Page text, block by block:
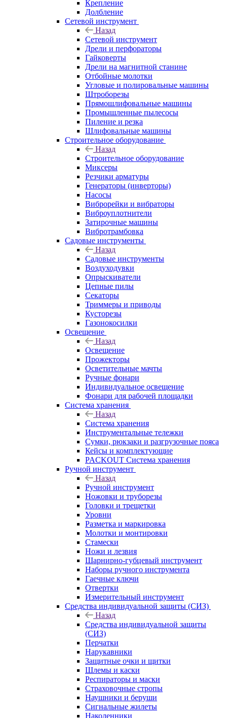
Крепление
Долбление
Сетевой инструмент
Назад
Сетевой инструмент
Дрели и перфораторы
Гайковерты
Дрели на магнитной станине
Отбойные молотки
Угловые и полировальные машины
Штроборезы
Прямошлифовальные машины
Промышленные пылесосы
Пиление и резка
Шлифовальные машины
Строительное оборудование
Назад
Строительное оборудование
Миксеры
Резчики арматуры
Генераторы (инверторы)
Насосы
Виброрейки и вибраторы
Виброуплотнители
Затирочные машины
Вибротрамбовка
Садовые инструменты
Назад
Садовые инструменты
Воздуходувки
Опрыскиватели
Цепные пилы
Секаторы
Триммеры и приводы
Кусторезы
Газонокосилки
Освещение
Назад
Освещение
Прожекторы
Осветительные мачты
Ручные фонари
Индивидуальное освещение
Фонари для рабочей площадки
Система хранения
Назад
Система хранения
Инструментальные тележки
Сумки, рюкзаки и разгрузочные пояса
Кейсы и комплектующие
PACKOUT Система хранения
Ручной инструмент
Назад
Ручной инструмент
Ножовки и труборезы
Головки и трещетки
Уровни
Разметка и маркировка
Молотки и монтировки
Стамески
Ножи и лезвия
Шарнирно-губцевый инструмент
Наборы ручного инструмента
Гаечные ключи
Отвертки
Измерительный инструмент
Средства индивидуальной защиты (СИЗ)
Назад
Средства индивидуальной защиты
(СИЗ)
Перчатки
Нарукавники
Защитные очки и щитки
Шлемы и каски
Респираторы и маски
Страховочные стропы
Наушники и беруши
Сигнальные жилеты
Наколенники